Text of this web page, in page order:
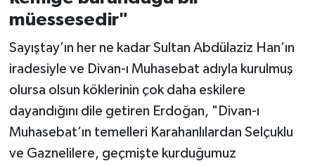
müessesedir"
Sayıştay’ın her ne kadar Sultan Abdülaziz Han’ın
iradesiyle ve Divan-ı Muhasebat adıyla kurulmuş
olursa olsun köklerinin çok daha eskilere
dayandığını dile getiren Erdoğan, "Divan-ı
Muhasebat’ın temelleri Karahanlılardan Selçuklu
ve Gaznelilere, geçmişte kurduğumuz